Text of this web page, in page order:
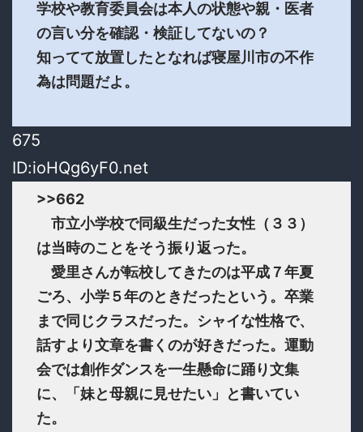
学校や教育委員会は本人の状態や親・医者
の言い分を確認・検証してないの？
知ってて放置したとなれば寝屋川市の不作
為は問題だよ。
675
ID:ioHQg6yF0.net
>>662
市立小学校で同級生だった女性（３３）
は当時のことをそう振り返った。
愛里さんが転校してきたのは平成７年夏
ごろ、小学５年のときだったという。卒業
まで同じクラスだった。シャイな性格で、
話すより文章を書くのが好きだった。運動
会では創作ダンスを一生懸命に踊り文集
に、「妹と母親に見せたい」と書いてい
た。